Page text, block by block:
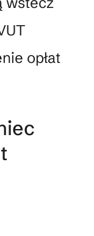
opłat